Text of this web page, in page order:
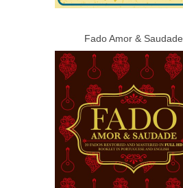
Fado Amor & Saudade